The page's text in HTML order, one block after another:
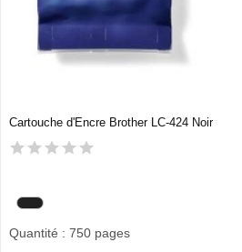
Cartouche d'Encre Brother LC-424 Noir
Quantité : 750 pages